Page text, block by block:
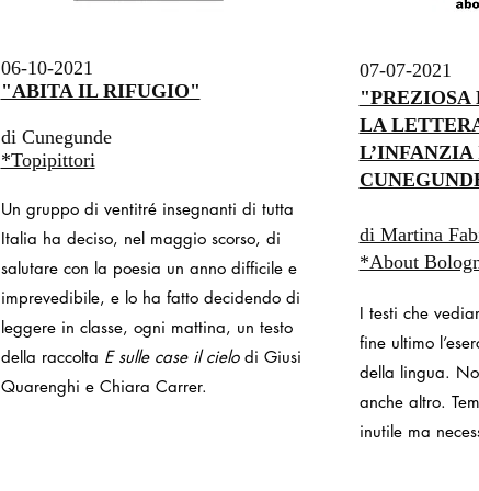
06-10-2021
"ABITA IL RIFUGIO"
di Cunegunde
*Topipittori
Un gruppo di ventitré insegnanti di tutta
Italia ha deciso, nel maggio scorso, di
salutare con la poesia un anno difficile e
imprevedibile, e lo ha fatto decidendo di
leggere in classe, ogni mattina, un testo
della raccolta E sulle case il cielodi Giusi
Quarenghi e Chiara Carrer.
07-07-2021
"PREZIOSA
LA
di Martina
*About
I testi che
fine ultimo
della lingua.
anche altro.
inutile ma